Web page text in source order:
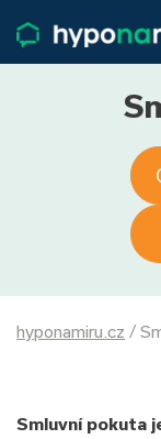
Životní
Pojištění
O nás
800 688 388
Přihlásit
hyponamiru.cz /
Smluvní pokuta